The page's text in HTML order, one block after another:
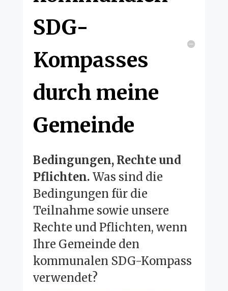
SDG-
Kompasses
durch meine
Gemeinde
Bedingungen, Rechte und
Pflichten. Was sind die
Bedingungen für die
Teilnahme sowie unsere
Rechte und Pflichten, wenn
Ihre Gemeinde den
kommunalen SDG-Kompass
verwendet?